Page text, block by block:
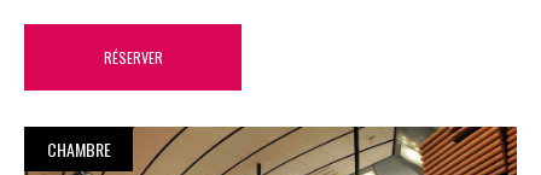
RÉSERVER
CHAMBRE